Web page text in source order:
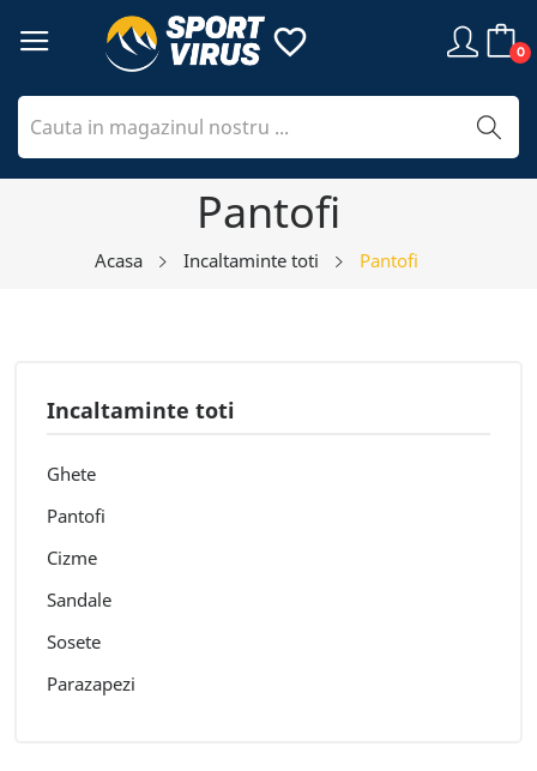
0
favorite_border
Pantofi
Acasa Incaltaminte toti Pantofi
Incaltaminte toti
Ghete
Pantofi
Cizme
Sandale
Sosete
Parazapezi